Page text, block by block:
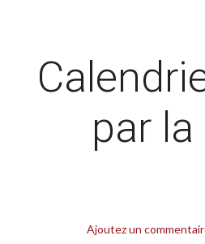
par
Ajoutez un